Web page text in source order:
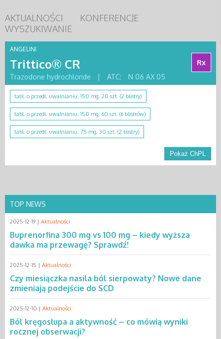
AKTUALNOŚCI
KONFERENCJE
WYSZUKIWANIE
ANGELINI
Trittico® CR
Rx
Trazodone hydrochloride
| ATC: N 06 AX 05
tabl. o przedł. uwalnianiu; 150 mg, 20 szt. (2 blistry)
tabl. o przedł. uwalnianiu; 150 mg, 60 szt. (6 blistrów)
tabl. o przedł. uwalnianiu; 75 mg, 30 szt. (2 blistry)
Pokaż ChPL
TOP NEWS
2025-12-19 | Aktualności
Buprenorfina 300 mg vs 100 mg – kiedy wyższa
dawka ma przewagę? Sprawdź!
2025-12-15 | Aktualności
Czy miesiączka nasila ból sierpowaty? Nowe dane
zmieniają podejście do SCD
2025-12-10 | Aktualności
Ból kręgosłupa a aktywność – co mówią wyniki
rocznej obserwacji?